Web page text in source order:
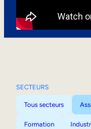
SECTEURS
Tous secteurs
Formation